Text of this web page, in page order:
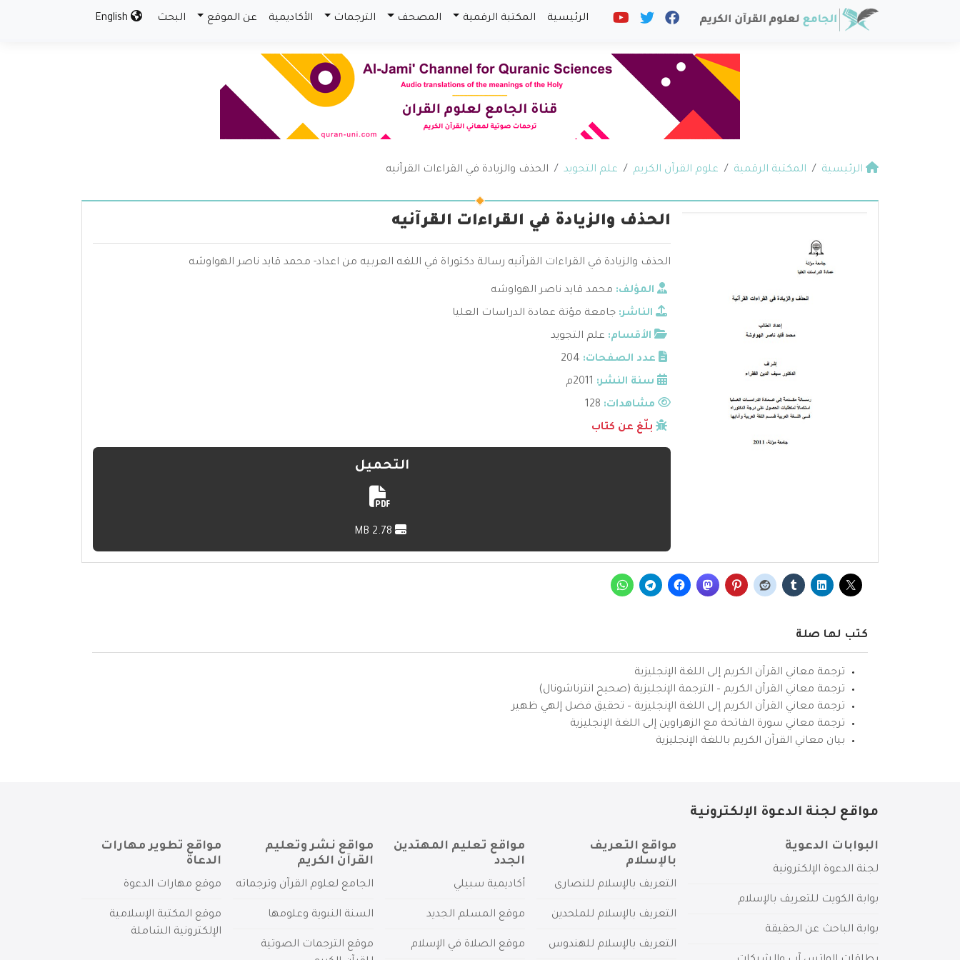
الرئيسية المكتبة الرقمية المصحف الترجمات الأكاديمية عن الموقع البحث
الرئيسية المكتبة الرقمية علوم القرآن الكريم علم التجويد الحذف والزيادة في القراءات القرآنيه
الحذف والزيادة في القراءات القرآنيه
الحذف والزيادة في القراءات القرآنيه رسالة دكتوراة في اللغه العربيه من اعداد- محمد قايد ناصر الهواوشه
المؤلف: محمد قايد ناصر الهواوشه
الناشر: جامعة مؤتة عمادة الدراسات العليا
الأقسام: علم التجويد
عدد الصفحات: 204
سنة النشر: 2011م
مشاهدات:
بلّغ عن كتاب
التحميل
كتب لها صلة
ترجمة معاني القرآن الكريم إلى اللغة الإنجليزية
ترجمة معاني القرآن الكريم – الترجمة الإنجليزية (صحيح انترناشونال)
ترجمة معاني القرآن الكريم إلى اللغة الإنجليزية – تحقيق فضل إلهي ظهير
ترجمة معاني سورة الفاتحة مع الزهراوين إلى اللغة الإنجليزية
بيان معاني القرآن الكريم باللغة الإنجليزية
مواقع لجنة الدعوة الإلكترونية
البوابات الدعوية
لجنة الدعوة الإلكترونية
بوابة الكويت للتعريف بالإسلام
بوابة الباحث عن الحقيقة
مواقع التعريف
بالإسلام
التعريف بالإسلام للنصارى
التعريف بالإسلام للملحدين
التعريف بالإسلام للهندوس
مواقع تعليم المهتدين
الجدد
أكاديمية سبيلي
موقع المسلم الجديد
موقع الصلاة في الإسلام
مواقع نشر وتعليم
القرآن الكريم
الجامع لعلوم القرآن وترجماته
السنة النبوية وعلومها
موقع الترجمات الصوتية
مواقع تطوير مهارات
الدعاة
موقع مهارات الدعوة
موقع المكتبة الإسلامية
الإلكترونية الشاملة